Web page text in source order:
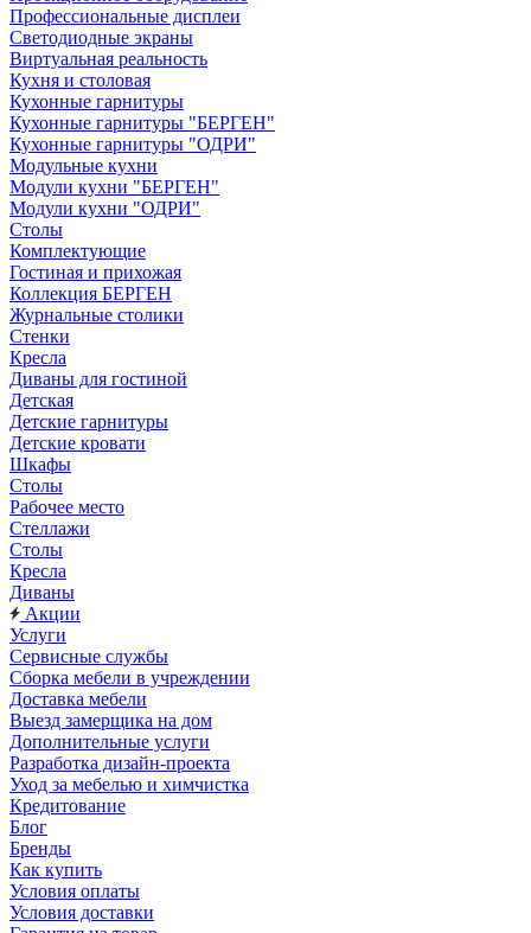
Профессиональные дисплеи
Светодиодные экраны
Виртуальная реальность
Кухня и столовая
Кухонные гарнитуры
Кухонные гарнитуры "БЕРГЕН"
Кухонные гарнитуры "ОДРИ"
Модульные кухни
Модули кухни "БЕРГЕН"
Модули кухни "ОДРИ"
Столы
Комплектующие
Гостиная и прихожая
Коллекция БЕРГЕН
Журнальные столики
Стенки
Кресла
Диваны для гостиной
Детская
Детские гарнитуры
Детские кровати
Шкафы
Столы
Рабочее место
Стеллажи
Столы
Кресла
Диваны
Акции
Услуги
Сервисные службы
Сборка мебели в учреждении
Доставка мебели
Выезд замерщика на дом
Дополнительные услуги
Разработка дизайн-проекта
Уход за мебелью и химчистка
Кредитование
Блог
Бренды
Как купить
Условия оплаты
Условия доставки